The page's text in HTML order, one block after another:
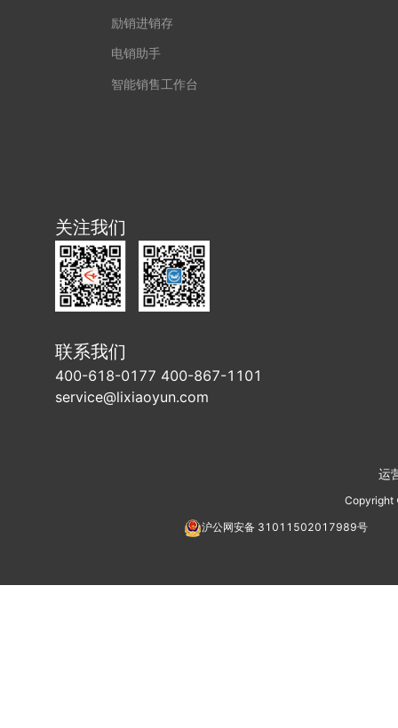
励销进销存
电销助手
智能销售工作台
关注我们
联系我们
400-618-0177 400-867-1101
service@lixiaoyun.com
运
沪公网安备 31011502017989号